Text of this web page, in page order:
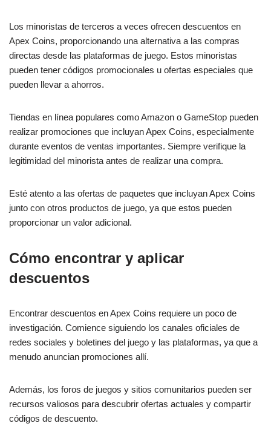
Los minoristas de terceros a veces ofrecen descuentos en
Apex Coins, proporcionando una alternativa a las compras
directas desde las plataformas de juego. Estos minoristas
pueden tener códigos promocionales u ofertas especiales que
pueden llevar a ahorros.
Tiendas en línea populares como Amazon o GameStop pueden
realizar promociones que incluyan Apex Coins, especialmente
durante eventos de ventas importantes. Siempre verifique la
legitimidad del minorista antes de realizar una compra.
Esté atento a las ofertas de paquetes que incluyan Apex Coins
junto con otros productos de juego, ya que estos pueden
proporcionar un valor adicional.
Cómo encontrar y aplicar
descuentos
Encontrar descuentos en Apex Coins requiere un poco de
investigación. Comience siguiendo los canales oficiales de
redes sociales y boletines del juego y las plataformas, ya que a
menudo anuncian promociones allí.
Además, los foros de juegos y sitios comunitarios pueden ser
recursos valiosos para descubrir ofertas actuales y compartir
códigos de descuento.